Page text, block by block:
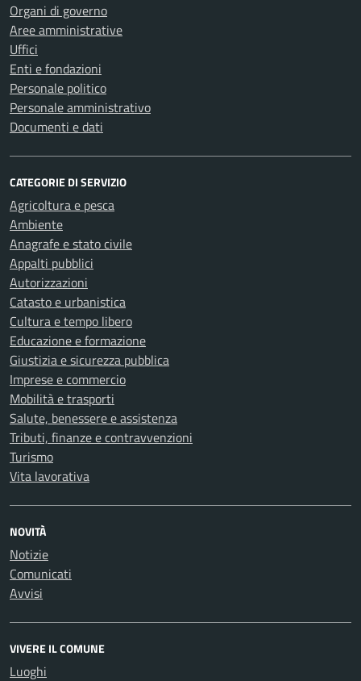
Organi di governo
Aree amministrative
Uffici
Enti e fondazioni
Personale politico
Personale amministrativo
Documenti e dati
CATEGORIE DI SERVIZIO
Agricoltura e pesca
Ambiente
Anagrafe e stato civile
Appalti pubblici
Autorizzazioni
Catasto e urbanistica
Cultura e tempo libero
Educazione e formazione
Giustizia e sicurezza pubblica
Imprese e commercio
Mobilità e trasporti
Salute, benessere e assistenza
Tributi, finanze e contravvenzioni
Turismo
Vita lavorativa
NOVITÀ
Notizie
Comunicati
Avvisi
VIVERE IL COMUNE
Luoghi